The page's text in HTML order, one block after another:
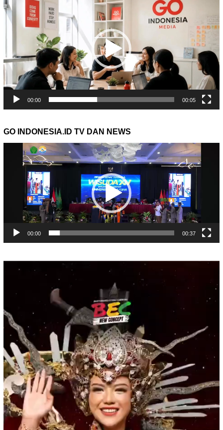
Video
00:00 00:05
GO INDONESIA.ID TV DAN NEWS
Pemutar
00:00 00:37